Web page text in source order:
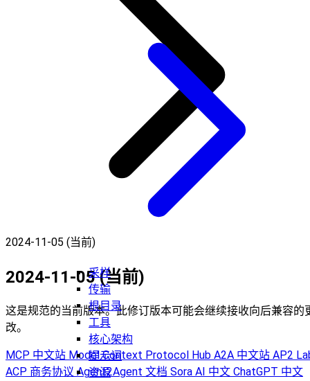
采样
传输
根目录
工具
核心架构
提示词
资源
2024-11-05 (当前)
2024-11-05 (当前)
这是规范的当前版本。此修订版本可能会继续接收向后兼容的
改。
MCP 中文站 Model Context Protocol Hub A2A 中文站 AP2
ACP 商务协议 Agent2Agent 文档 Sora AI 中文 ChatGPT 中文